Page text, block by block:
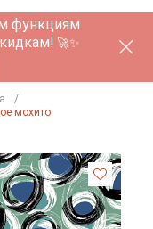
функциям
🚀✨
мохито